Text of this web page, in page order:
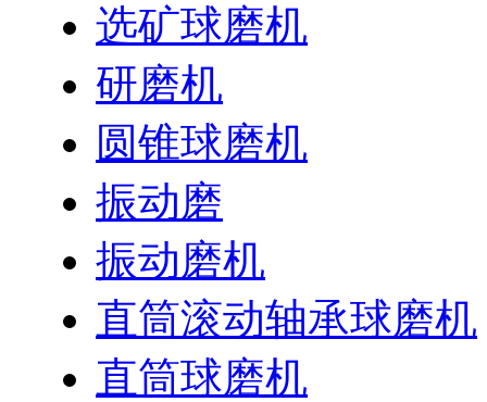
选矿球磨机
研磨机
圆锥球磨机
振动磨
振动磨机
直筒滚动轴承球磨机
直筒球磨机